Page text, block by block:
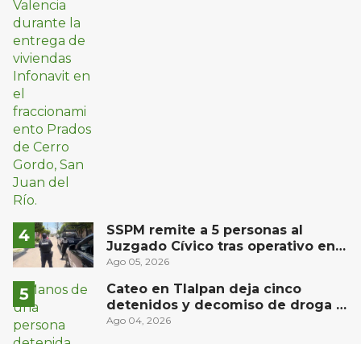
SSPM remite a 5 personas al
Juzgado Cívico tras operativo en
San Juan del Río
Ago 05, 2026
Cateo en Tlalpan deja cinco
detenidos y decomiso de droga y
un arma
Ago 04, 2026